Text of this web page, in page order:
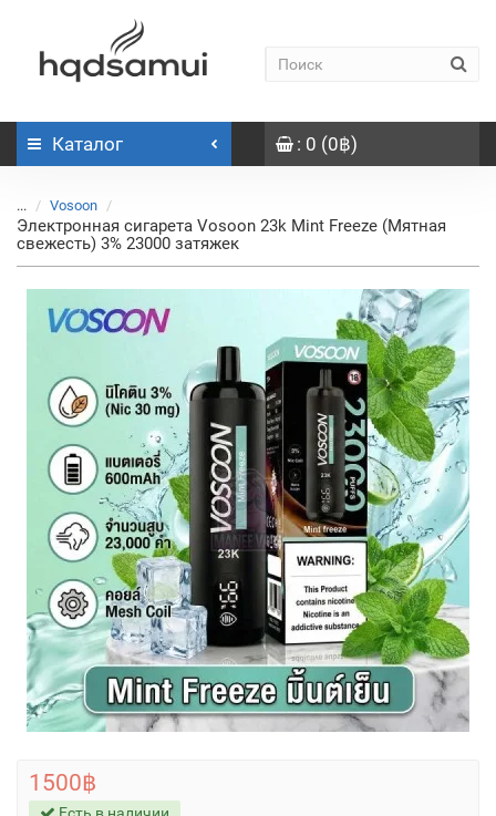
Каталог : 0 (0฿)
... Vosoon
Электронная сигарета Vosoon 23k Mint Freeze (Мятная
свежесть) 3% 23000 затяжек
1500฿